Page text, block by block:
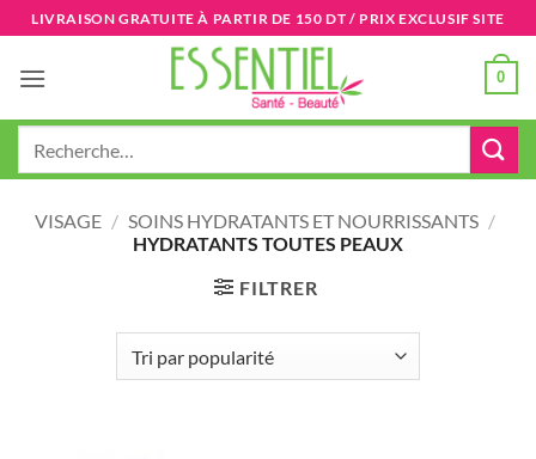
Passer
au
contenu
LIVRAISON GRATUITE À PARTIR DE 150 DT / PRIX EXCLUSIF SITE
0
VISAGE / SOINS HYDRATANTS ET NOURRISSANTS /
HYDRATANTS TOUTES PEAUX
FILTRER